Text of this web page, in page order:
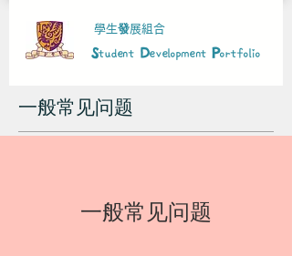
學生發展組合
Student Development Portfolio
一般常见问题
一般常见问题